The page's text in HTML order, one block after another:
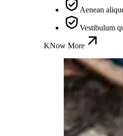
Aenean
Vestibulum
KNow More